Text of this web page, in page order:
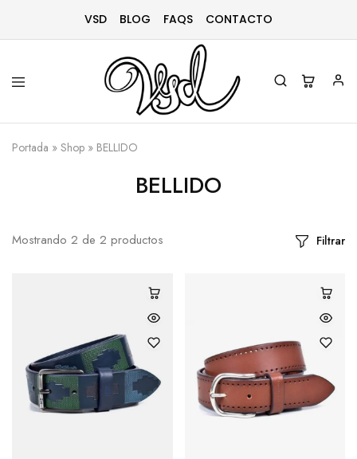
VSD BLOG FAQS CONTACTO
Vsd
Ropa
complementos
Portada » Shop » BELLIDO
BELLIDO
Mostrando 2 de 2 productos Filtrar